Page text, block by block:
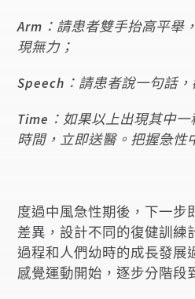
Arm ：請患者雙手抬高平舉
現無力；
Speech ：請患者說一句話
Time ：如果以上出現其中
時間，立即送醫。把握急性
度過中風急性期後，下一步
差異，設計不同的復健訓練
過程和人們幼時的成長發展
感覺運動開始，逐步分階段